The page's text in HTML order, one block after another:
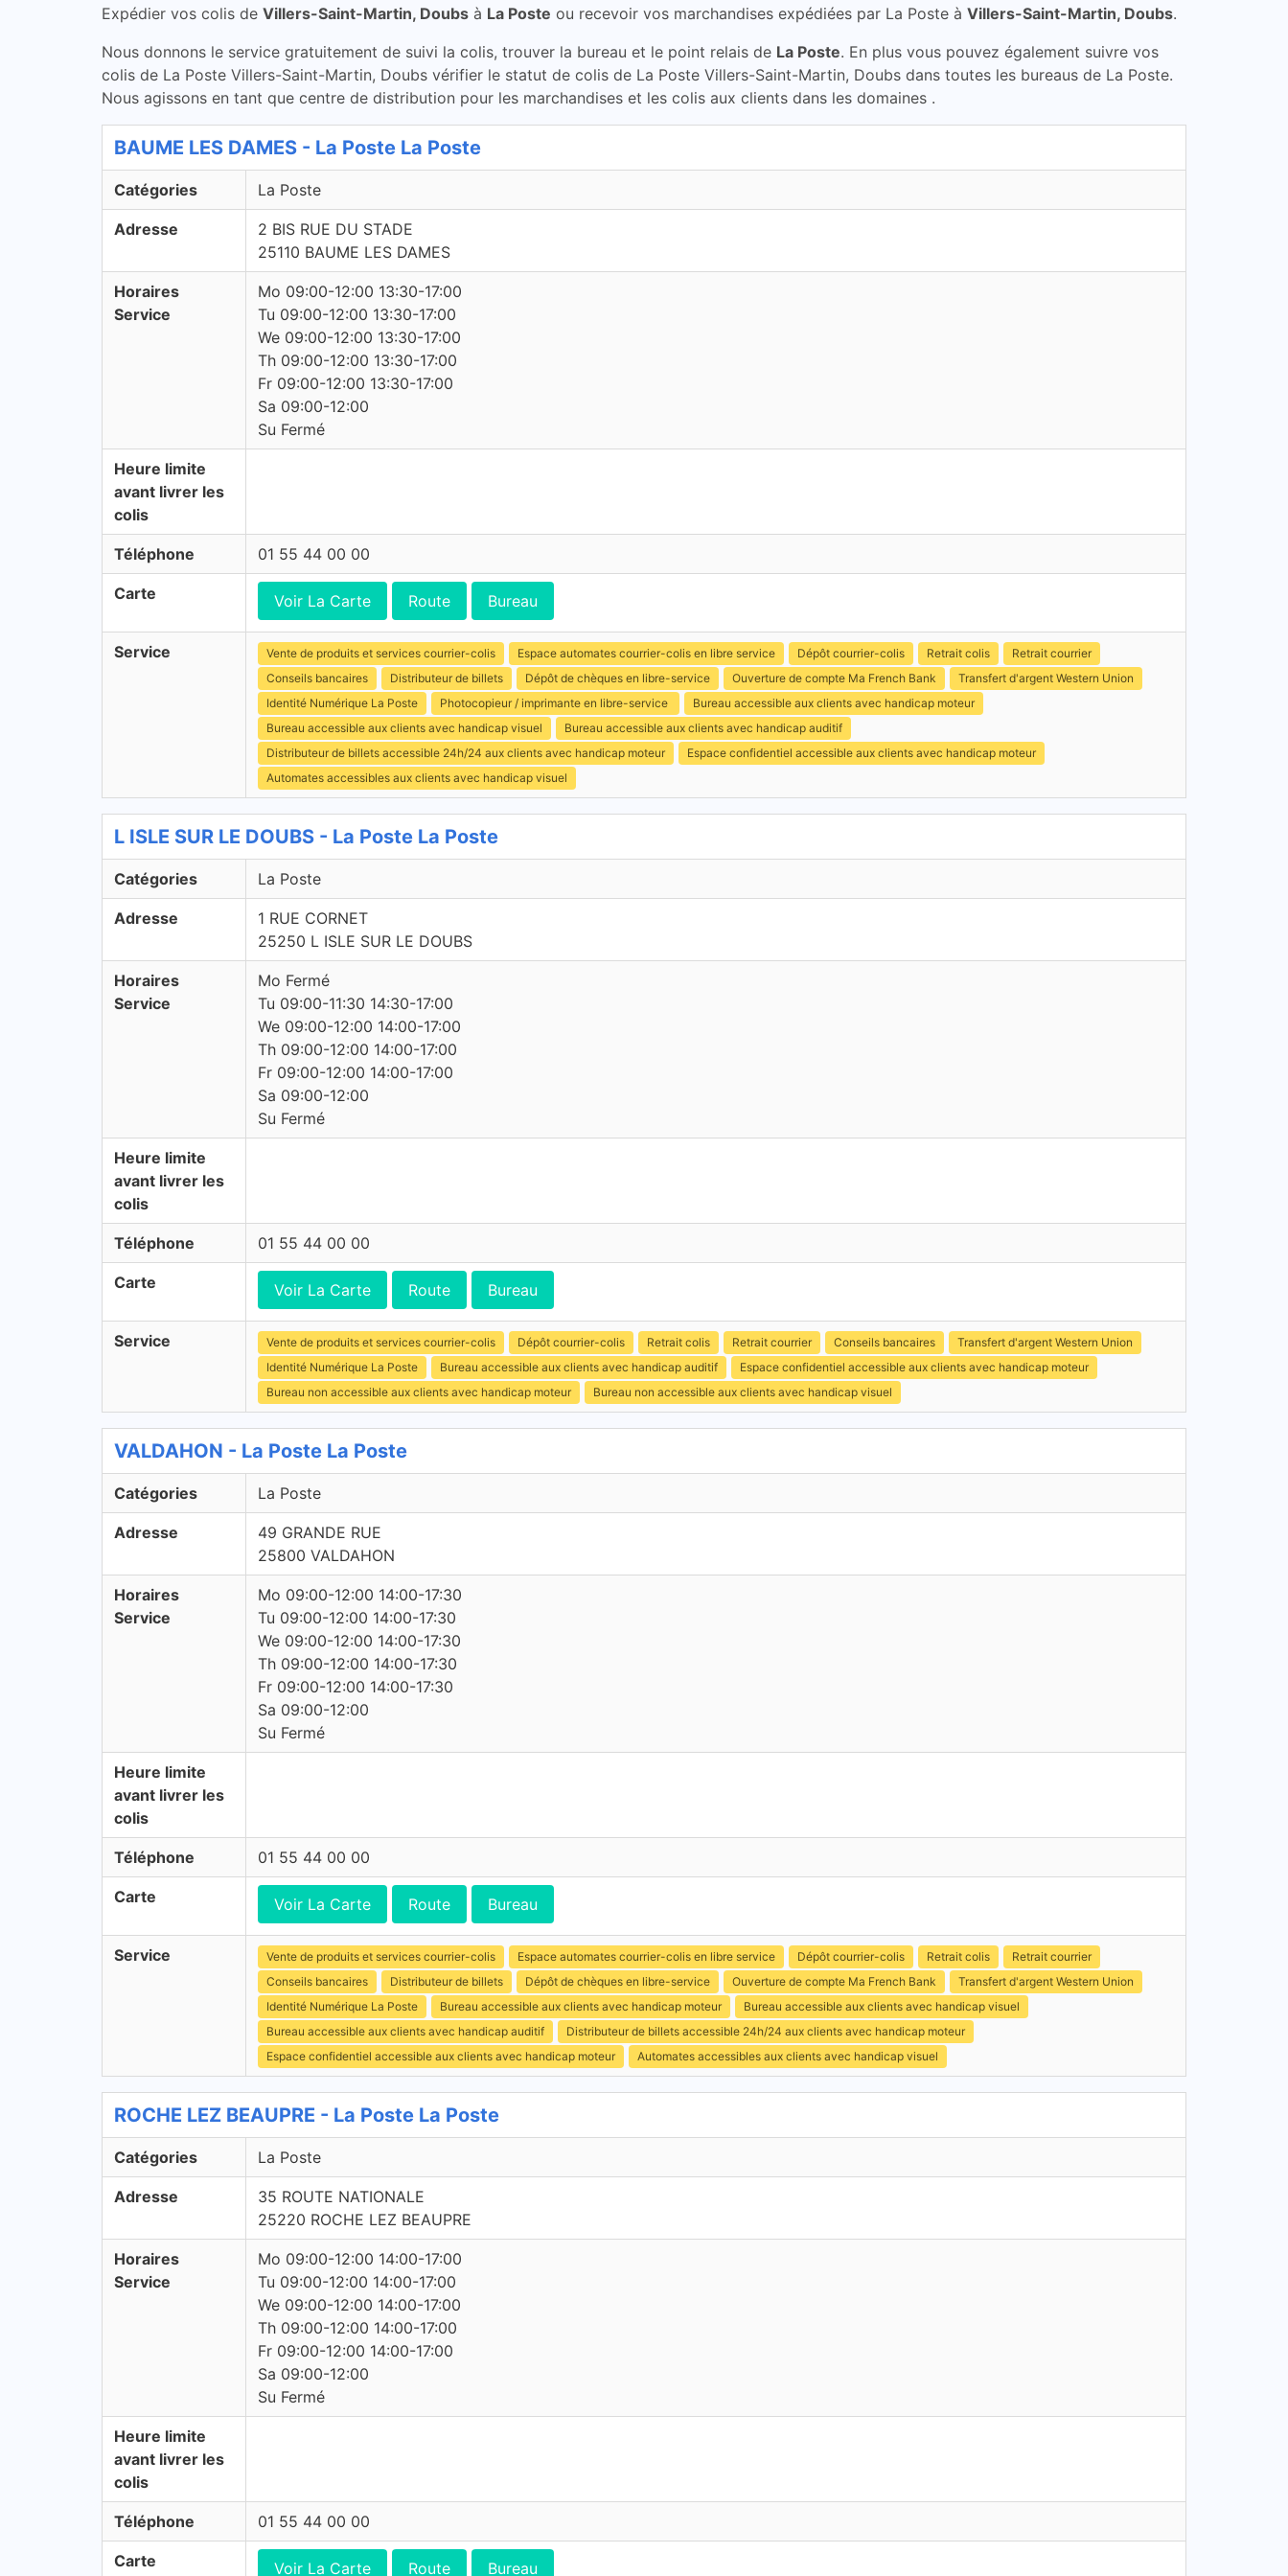
Expédier vos colis de Villers-Saint-Martin, Doubs à La Poste ou recevoir vos marchandises expédiées par La Poste à Villers-Saint-Martin, Doubs.
Nous donnons le service gratuitement de suivi la colis, trouver la bureau et le point relais de La Poste. En plus vous pouvez également suivre vos
colis de La Poste Villers-Saint-Martin, Doubs vérifier le statut de colis de La Poste Villers-Saint-Martin, Doubs dans toutes les bureaus de La Poste.
Nous agissons en tant que centre de distribution pour les marchandises et les colis aux clients dans les domaines .
BAUME LES DAMES - La Poste La Poste
Catégories La Poste
Adresse
2 BIS RUE DU STADE
25110 BAUME LES DAMES
Horaires
Service
Mo 09:00-12:00 13:30-17:00
Tu 09:00-12:00 13:30-17:00
We 09:00-12:00 13:30-17:00
Th 09:00-12:00 13:30-17:00
Fr 09:00-12:00 13:30-17:00
Sa 09:00-12:00
Su Fermé
Heure limite
avant livrer les
colis
Téléphone 01 55 44 00 00
Carte Voir La Carte Route Bureau
Service Vente de produits et services courrier-colis Espace automates courrier-colis en libre service Dépôt courrier-colis Retrait colis
Retrait courrier
Conseils bancaires
Distributeur de billets Dépôt de chèques en libre-service Ouverture de compte Ma French Bank
Transfert d'argent Western Union
Identité Numérique La Poste
Photocopieur / imprimante en libre-service
Bureau accessible aux clients avec handicap moteur
Bureau accessible aux clients avec handicap visuel
Bureau accessible aux clients avec handicap auditif
Distributeur de billets accessible 24h/24 aux clients avec handicap moteur
Espace confidentiel accessible aux clients avec handicap moteur
Automates accessibles aux clients avec handicap visuel
L ISLE SUR LE DOUBS - La Poste La Poste
Catégories La Poste
Adresse
1 RUE CORNET
25250 L ISLE SUR LE DOUBS
Horaires
Service
Mo Fermé
Tu 09:00-11:30 14:30-17:00
We 09:00-12:00 14:00-17:00
Th 09:00-12:00 14:00-17:00
Fr 09:00-12:00 14:00-17:00
Sa 09:00-12:00
Su Fermé
Heure limite
avant livrer les
colis
Téléphone 01 55 44 00 00
Carte Voir La Carte Route Bureau
Service Vente de produits et services courrier-colis Dépôt courrier-colis Retrait colis Retrait courrier Conseils bancaires
Transfert d'argent Western Union
Identité Numérique La Poste
Bureau accessible aux clients avec handicap auditif
Espace confidentiel accessible aux clients avec handicap moteur
Bureau non accessible aux clients avec handicap moteur
Bureau non accessible aux clients avec handicap visuel
VALDAHON - La Poste La Poste
Catégories La Poste
Adresse
49 GRANDE RUE
25800 VALDAHON
Horaires
Service
Mo 09:00-12:00 14:00-17:30
Tu 09:00-12:00 14:00-17:30
We 09:00-12:00 14:00-17:30
Th 09:00-12:00 14:00-17:30
Fr 09:00-12:00 14:00-17:30
Sa 09:00-12:00
Su Fermé
Heure limite
avant livrer les
colis
Téléphone 01 55 44 00 00
Carte Voir La Carte Route Bureau
Service Vente de produits et services courrier-colis Espace automates courrier-colis en libre service Dépôt courrier-colis Retrait colis
Retrait courrier
Conseils bancaires
Distributeur de billets Dépôt de chèques en libre-service Ouverture de compte Ma French Bank
Transfert d'argent Western Union
Identité Numérique La Poste
Bureau accessible aux clients avec handicap moteur
Bureau accessible aux clients avec handicap visuel
Bureau accessible aux clients avec handicap auditif
Distributeur de billets accessible 24h/24 aux clients avec handicap moteur
Espace confidentiel accessible aux clients avec handicap moteur
Automates accessibles aux clients avec handicap visuel
ROCHE LEZ BEAUPRE - La Poste La Poste
Catégories La Poste
Adresse
35 ROUTE NATIONALE
25220 ROCHE LEZ BEAUPRE
Horaires
Service
Mo 09:00-12:00 14:00-17:00
Tu 09:00-12:00 14:00-17:00
We 09:00-12:00 14:00-17:00
Th 09:00-12:00 14:00-17:00
Fr 09:00-12:00 14:00-17:00
Sa 09:00-12:00
Su Fermé
Heure limite
avant livrer les
colis
Téléphone 01 55 44 00 00
Carte Voir La Carte Route Bureau